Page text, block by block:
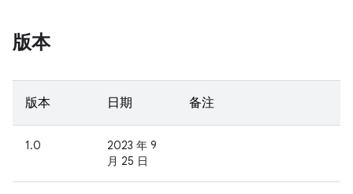
版本
版本 日期 备注
1.0
2023 年 9
月 25 日